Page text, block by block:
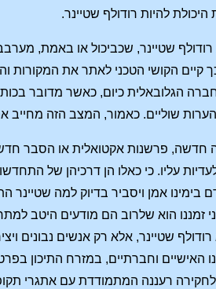
להיות רודולף שטיינר.
שטיינר, שכביכול או באמת,
קיים הקושי הטכני לאתר את
הגלובאלית כיום, כאשר מדובר
שוליים. כאמור, המצב הזה מחייב
חדשה, פרשנות אקטואלית או הסבר
עליו. כי כאלו הן דרכיהן של
בימינו אמן ויסביר בדיוק למה
זמננו הוא שלרוב הם מודעים היטב
שטיינר, אלא רק אנשים נבונים
האישיים וחברתיים, במזרח התיכון
רעננה המתמודדת עם אתגרי